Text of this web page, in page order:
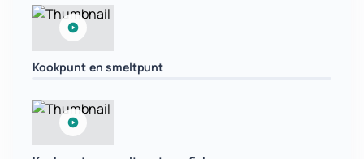
Kookpunt en smeltpunt